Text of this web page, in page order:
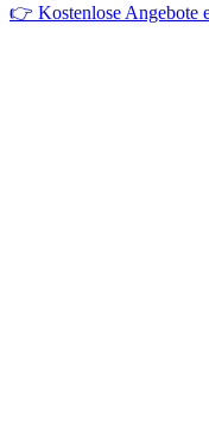
👉 Kostenlose Angebote